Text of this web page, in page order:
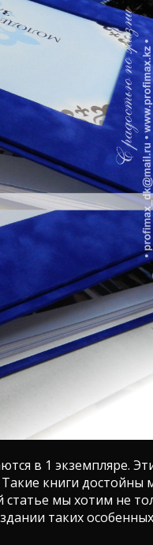
в 1 экземпляре.
книги достойны
мы хотим не
таких